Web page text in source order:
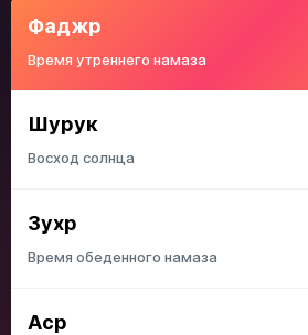
Фаджр
Время утреннего намаза
Шурук
Восход солнца
Зухр
Время обеденного намаза
Аср